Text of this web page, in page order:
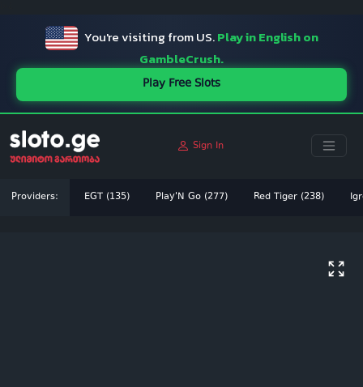
You're visiting from US.Play in English on
GambleCrush.
Play Free Slots
Sign In
Providers: EGT (135) Play'N Go (277) Red Tiger (238)